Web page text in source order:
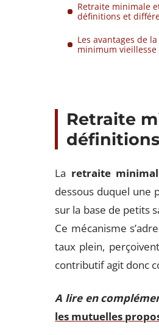
Retraite minimale
définitions et
Les avantages de
minimum vieillesse
Retraite
La retraite
dessous duquel une
sur la base de petits
Ce mécanisme
taux plein,
contributif agit donc
A lire en
les mutuelles